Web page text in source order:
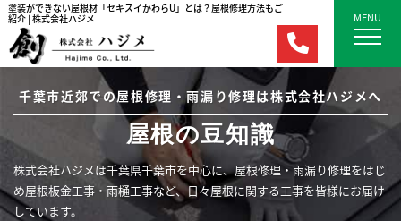
塗装ができない屋根材「セキスイかわらU」とは？屋根修理方法もご
紹介 | 株式会社ハジメ
MENU
千葉市近郊での屋根修理・雨漏り修理は株式会社ハジメへ
屋根の豆知識
株式会社ハジメは千葉県千葉市を中心に、屋根修理・雨漏り修理をはじ
め屋根板金工事・雨樋工事など、日々屋根に関する工事を皆様にお届け
しています。